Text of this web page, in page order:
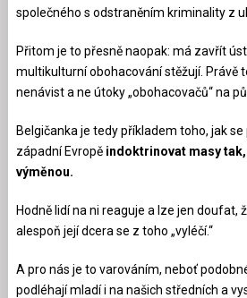
společného s odstraněním kriminality z
Přitom je to přesně naopak: má zavřít
multikulturní obohacování stěžují. Právě
nenávist a ne útoky „obohacovačů“ na
Belgičanka je tedy příkladem toho, jak
západní Evropěindoktrinovat masy
výměnou.
Hodně lidí na ni reaguje a lze jen doufat,
alespoň její dcera se z toho „vyléčí.“
A pro nás je to varováním, neboť
podléhají mladí i na našich středních a